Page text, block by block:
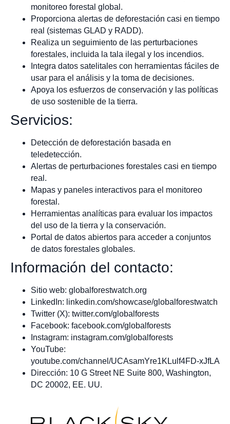
monitoreo forestal global.
Proporciona alertas de deforestación casi en tiempo
real (sistemas GLAD y RADD).
Realiza un seguimiento de las perturbaciones
forestales, incluida la tala ilegal y los incendios.
Integra datos satelitales con herramientas fáciles de
usar para el análisis y la toma de decisiones.
Apoya los esfuerzos de conservación y las políticas
de uso sostenible de la tierra.
Servicios:
Detección de deforestación basada en
teledetección.
Alertas de perturbaciones forestales casi en tiempo
real.
Mapas y paneles interactivos para el monitoreo
forestal.
Herramientas analíticas para evaluar los impactos
del uso de la tierra y la conservación.
Portal de datos abiertos para acceder a conjuntos
de datos forestales globales.
Información del contacto:
Sitio web: globalforestwatch.org
LinkedIn: linkedin.com/showcase/globalforestwatch
Twitter (X): twitter.com/globalforests
Facebook: facebook.com/globalforests
Instagram: instagram.com/globalforests
YouTube:
youtube.com/channel/UCAsamYre1KLulf4FD-xJfLA
Dirección: 10 G Street NE Suite 800, Washington,
DC 20002, EE. UU.